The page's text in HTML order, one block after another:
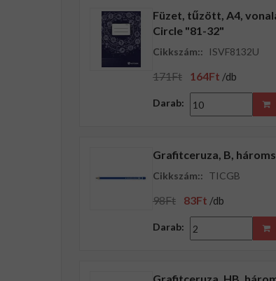
Füzet, tűzött, A4,
Circle "81-32"
Cikkszám:: ISVF8132U
171Ft 164Ft /db
Darab:
Grafitceruza, B,
Cikkszám:: TICGB
98Ft 83Ft /db
Darab: